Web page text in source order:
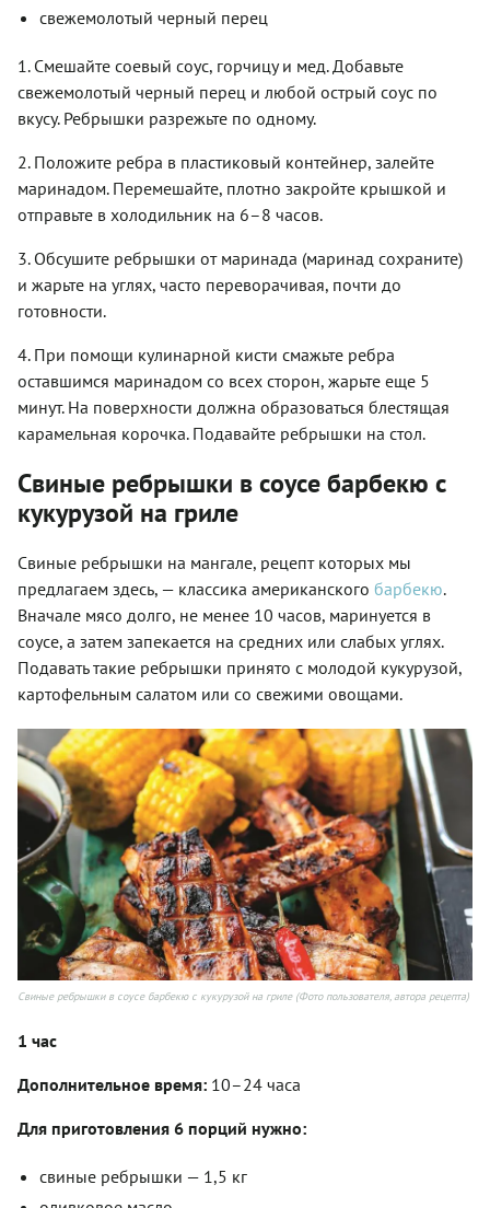
свежемолотый черный перец
1. Смешайте соевый соус, горчицу и мед. Добавьте
свежемолотый черный перец и любой острый соус по
вкусу. Ребрышки разрежьте по одному.
2. Положите ребра в пластиковый контейнер, залейте
маринадом. Перемешайте, плотно закройте крышкой и
отправьте в холодильник на 6–8 часов.
3. Обсушите ребрышки от маринада (маринад сохраните)
и жарьте на углях, часто переворачивая, почти до
готовности.
4. При помощи кулинарной кисти смажьте ребра
оставшимся маринадом со всех сторон, жарьте еще 5
минут. На поверхности должна образоваться блестящая
карамельная корочка. Подавайте ребрышки на стол.
Свиные ребрышки в соусе барбекю с
кукурузой на гриле
Свиные ребрышки на мангале, рецепт которых мы
предлагаем здесь, — классика американского барбекю.
Вначале мясо долго, не менее 10 часов, маринуется в
соусе, а затем запекается на средних или слабых углях.
Подавать такие ребрышки принято с молодой кукурузой,
картофельным салатом или со свежими овощами.
Свиные ребрышки в соусе барбекю с кукурузой на гриле (Фото пользователя, автора рецепта)
1 час
Дополнительное время: 10–24 часа
Для приготовления 6 порций нужно:
свиные ребрышки — 1,5 кг